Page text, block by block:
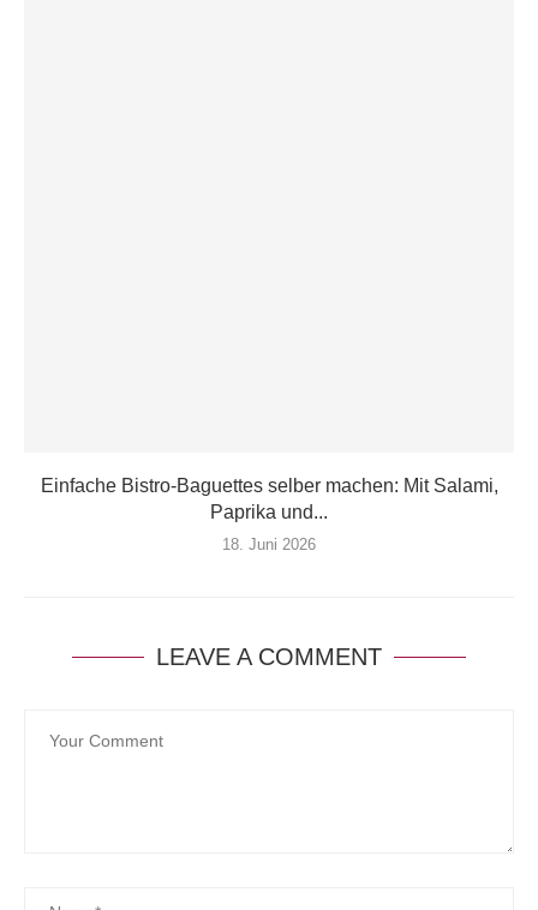
Einfache Bistro-Baguettes selber machen: Mit Salami,
Paprika und...
18. Juni 2026
LEAVE A COMMENT